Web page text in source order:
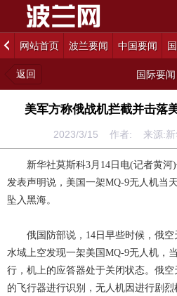
网站首页 波兰要闻 中国要闻
返回 国际要闻
美军方称俄战机拦截并击落
2023/3/15 作者: 来源:新
新华社莫斯科3月14日电(记者黄河)
发表声明说，美国一架MQ-9无人机当
坠入黑海。
俄国防部说，14日早些时候，俄空
水域上空发现一架美国MQ-9无人机，
行，机上的应答器处于关闭状态。俄
的飞行器进行识别，无人机因进行剧